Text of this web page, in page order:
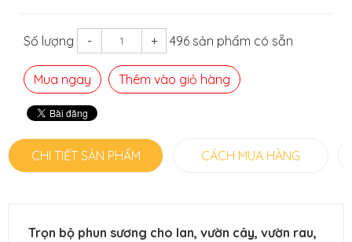
Số lượng - + 496 sản phẩm có sẵn
Mua ngay Thêm vào giỏ hàng
CHI TIẾT SẢN PHẨM CÁCH MUA HÀNG
Trọn bộ phun sương cho lan, vườn cây, vườn rau,